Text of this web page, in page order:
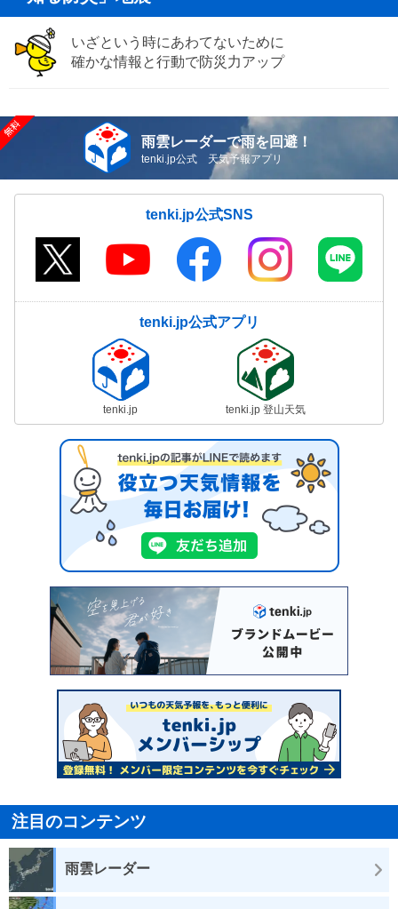
いざという時にあわてないために
確かな情報と行動で防災力アップ
雨雲レーダーで雨を回避！
tenki.jp公式 天気予報アプリ
tenki.jp公式SNS
tenki.jp公式アプリ
tenki.jp tenki.jp 登山天気
注目のコンテンツ
雨雲レーダー